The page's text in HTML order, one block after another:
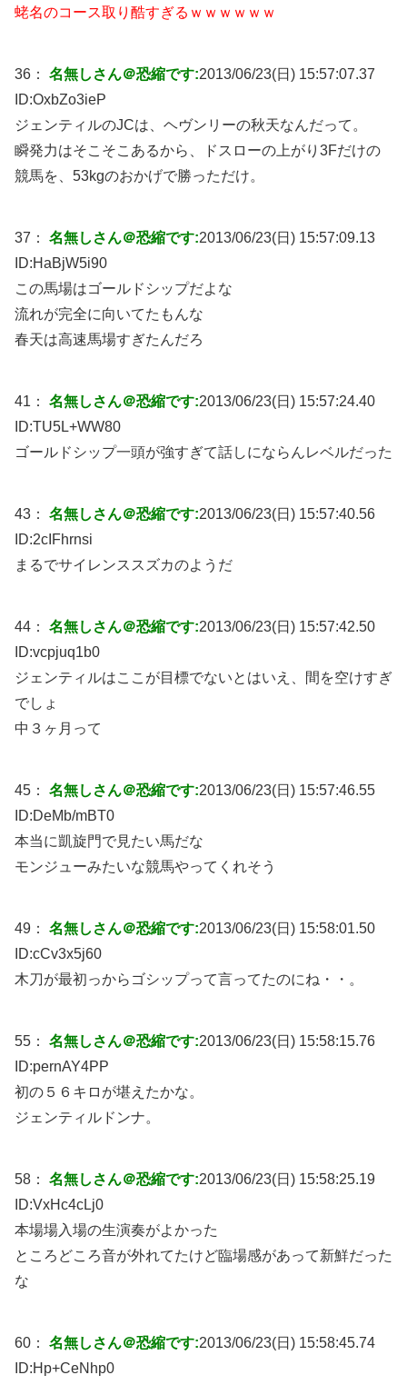
蛯名のコース取り酷すぎるｗｗｗｗｗｗ
36： 名無しさん＠恐縮です:2013/06/23(日) 15:57:07.37
ID:OxbZo3ieP
ジェンティルのJCは、ヘヴンリーの秋天なんだって。
瞬発力はそこそこあるから、ドスローの上がり3Fだけの
競馬を、53kgのおかげで勝っただけ。
37： 名無しさん＠恐縮です:2013/06/23(日) 15:57:09.13
ID:HaBjW5i90
この馬場はゴールドシップだよな
流れが完全に向いてたもんな
春天は高速馬場すぎたんだろ
41： 名無しさん＠恐縮です:2013/06/23(日) 15:57:24.40
ID:TU5L+WW80
ゴールドシップ一頭が強すぎて話しにならんレベルだった
43： 名無しさん＠恐縮です:2013/06/23(日) 15:57:40.56
ID:2cIFhrnsi
まるでサイレンススズカのようだ
44： 名無しさん＠恐縮です:2013/06/23(日) 15:57:42.50
ID:vcpjuq1b0
ジェンティルはここが目標でないとはいえ、間を空けすぎ
でしょ
中３ヶ月って
45： 名無しさん＠恐縮です:2013/06/23(日) 15:57:46.55
ID:DeMb/mBT0
本当に凱旋門で見たい馬だな
モンジューみたいな競馬やってくれそう
49： 名無しさん＠恐縮です:2013/06/23(日) 15:58:01.50
ID:cCv3x5j60
木刀が最初っからゴシップって言ってたのにね・・。
55： 名無しさん＠恐縮です:2013/06/23(日) 15:58:15.76
ID:pernAY4PP
初の５６キロが堪えたかな。
ジェンティルドンナ。
58： 名無しさん＠恐縮です:2013/06/23(日) 15:58:25.19
ID:VxHc4cLj0
本場場入場の生演奏がよかった
ところどころ音が外れてたけど臨場感があって新鮮だった
な
60： 名無しさん＠恐縮です:2013/06/23(日) 15:58:45.74
ID:Hp+CeNhp0